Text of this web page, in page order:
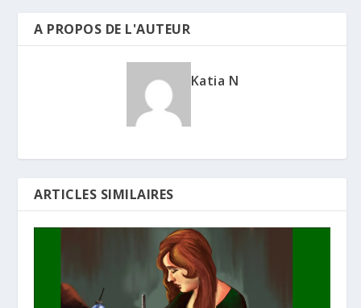
A PROPOS DE L'AUTEUR
Katia N
ARTICLES SIMILAIRES